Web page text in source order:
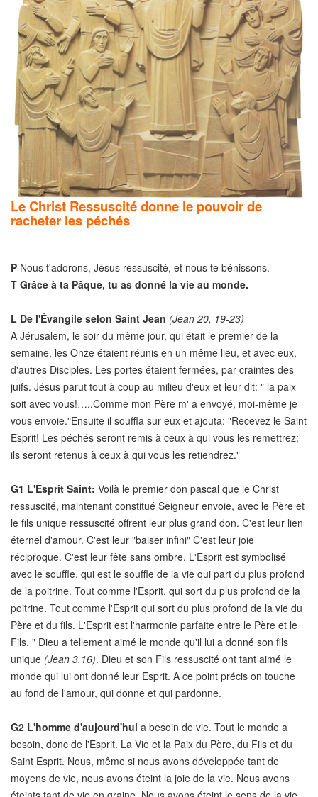
Le Christ Ressuscité donne le pouvoir de
racheter les péchés
P Nous t'adorons, Jésus ressuscité, et nous te bénissons.
T Grâce à ta Pâque, tu as donné la vie au monde.
L De l'Évangile selon Saint Jean (Jean 20, 19-23)
A Jérusalem, le soir du même jour, qui était le premier de la
semaine, les Onze étaient réunis en un même lieu, et avec eux,
d'autres Disciples. Les portes étaient fermées, par craintes des
juifs. Jésus parut tout à coup au milieu d'eux et leur dit: " la paix
soit avec vous!…..Comme mon Père m' a envoyé, moi-même je
vous envoie."Ensuite il souffla sur eux et ajouta: "Recevez le Saint
Esprit! Les péchés seront remis à ceux à qui vous les remettrez;
ils seront retenus à ceux à qui vous les retiendrez."
G1 L'Esprit Saint: Voilà le premier don pascal que le Christ
ressuscité, maintenant constitué Seigneur envoie, avec le Père et
le fils unique ressuscité offrent leur plus grand don. C'est leur lien
éternel d'amour. C'est leur "baiser infini" C'est leur joie
réciproque. C'est leur fête sans ombre. L'Esprit est symbolisé
avec le souffle, qui est le souffle de la vie qui part du plus profond
de la poitrine. Tout comme l'Esprit, qui sort du plus profond de la
poitrine. Tout comme l'Esprit qui sort du plus profond de la vie du
Père et du fils. L'Esprit est l'harmonie parfaite entre le Père et le
Fils. " Dieu a tellement aimé le monde qu'il lui a donné son fils
unique (Jean 3,16). Dieu et son Fils ressuscité ont tant aimé le
monde qui lui ont donné leur Esprit. A ce point précis on touche
au fond de l'amour, qui donne et qui pardonne.
G2 L'homme d'aujourd'hui a besoin de vie. Tout le monde a
besoin, donc de l'Esprit. La Vie et la Paix du Père, du Fils et du
Saint Esprit. Nous, même si nous avons développée tant de
moyens de vie, nous avons éteint la joie de la vie. Nous avons